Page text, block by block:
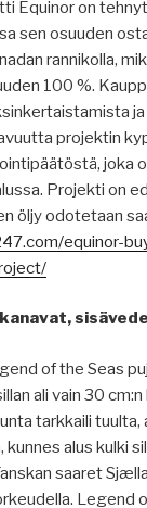
Equinor on
sen osuuden
rannikolla,
100 %.
ja
projektin
joka
Projekti on
öljy odotetaan
equinor-
of the Seas
ali vain 30
tarkkaili tuulta,
alus kulki
saaret
Legend